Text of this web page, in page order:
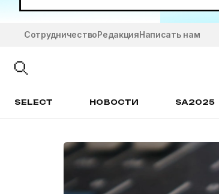
СотрудничествоРедакцияНаписать нам
SELECT НОВОСТИ SA2025